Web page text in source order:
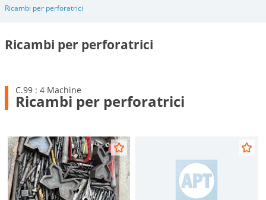
Ricambi per perforatrici
Ricambi per perforatrici
C.99 : 4 Machine
Ricambi per perforatrici